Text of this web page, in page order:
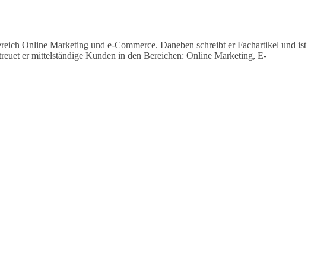
Online Marketing und e-Commerce. Daneben schreibt er Fachartikel und ist
er mittelständige Kunden in den Bereichen: Online Marketing, E-